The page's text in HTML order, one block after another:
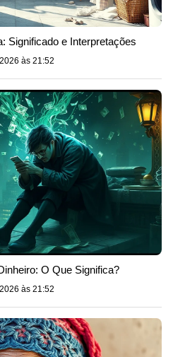
Significado e Interpretações
às 21:52
O Que Significa?
às 21:52